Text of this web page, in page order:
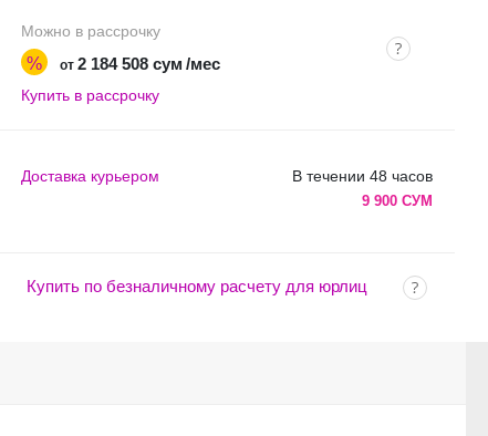
Можно в рассрочку
% от 2 184 508 сум /мес
Купить в рассрочку
Доставка курьером В течении 48 часов
9 900 СУМ
Купить по безналичному расчету для юрлиц